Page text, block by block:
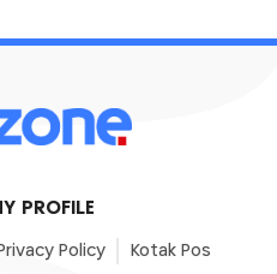
PROFILE
Privacy Policy Kotak Pos